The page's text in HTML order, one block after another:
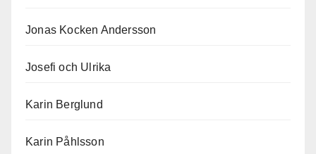
Jonas Kocken Andersson
Josefi och Ulrika
Karin Berglund
Karin Påhlsson